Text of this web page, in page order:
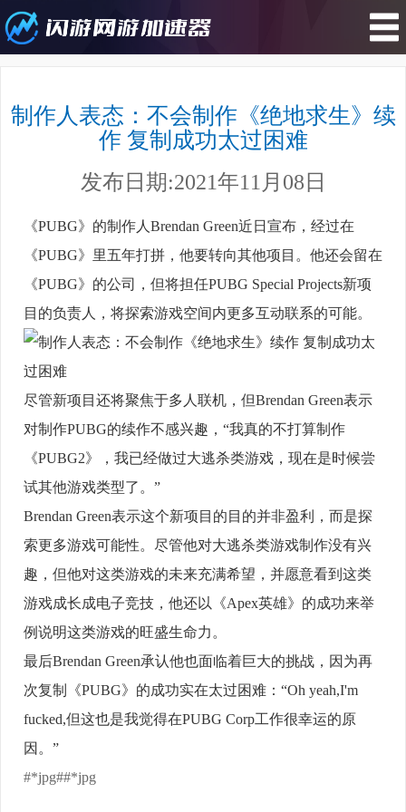
态：不会制作《绝地求生》续作 复
制成功太过困难
制作人表态：不会制作《绝地求生》续
作 复制成功太过困难
发布日期:2021年11月08日
《PUBG》的制作人Brendan Green近日宣布，经过在
《PUBG》里五年打拼，他要转向其他项目。他还会留在
《PUBG》的公司，但将担任PUBG Special Projects新项
目的负责人，将探索游戏空间内更多互动联系的可能。
尽管新项目还将聚焦于多人联机，但Brendan Green表示
对制作PUBG的续作不感兴趣，“我真的不打算制作
《PUBG2》，我已经做过大逃杀类游戏，现在是时候尝
试其他游戏类型了。”
Brendan Green表示这个新项目的目的并非盈利，而是探
索更多游戏可能性。尽管他对大逃杀类游戏制作没有兴
趣，但他对这类游戏的未来充满希望，并愿意看到这类
游戏成长成电子竞技，他还以《Apex英雄》的成功来举
例说明这类游戏的旺盛生命力。
最后Brendan Green承认他也面临着巨大的挑战，因为再
次复制《PUBG》的成功实在太过困难：“Oh yeah,I'm
fucked,但这也是我觉得在PUBG Corp工作很幸运的原
因。”
#*jpg##*jpg